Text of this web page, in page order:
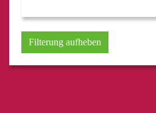
Filterung aufheben